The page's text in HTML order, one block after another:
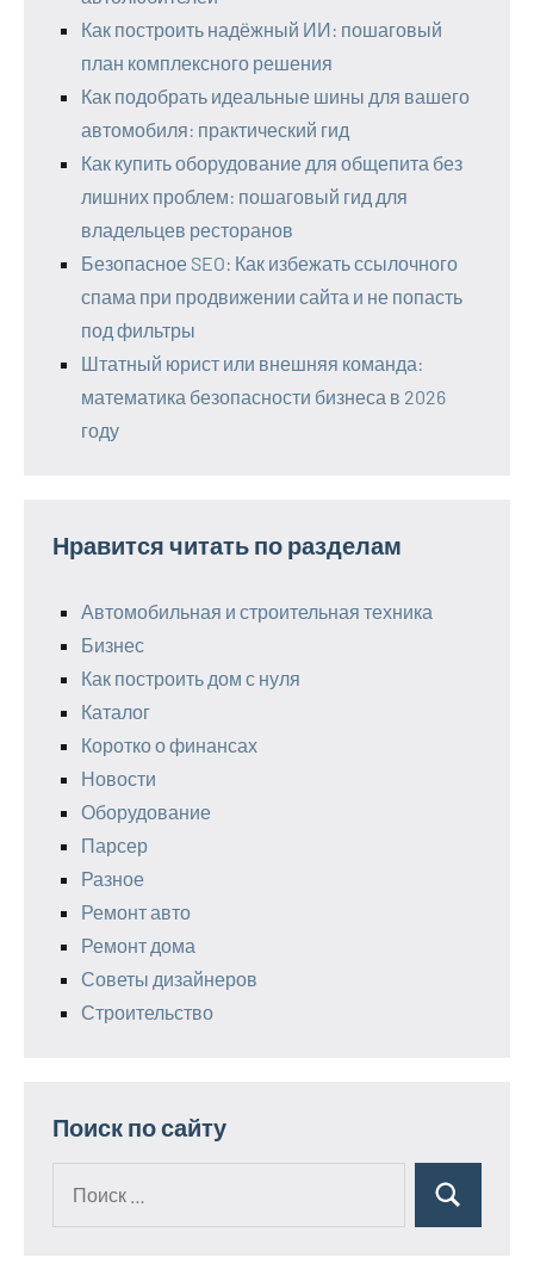
Как построить надёжный ИИ: пошаговый
план комплексного решения
Как подобрать идеальные шины для вашего
автомобиля: практический гид
Как купить оборудование для общепита без
лишних проблем: пошаговый гид для
владельцев ресторанов
Безопасное SEO: Как избежать ссылочного
спама при продвижении сайта и не попасть
под фильтры
Штатный юрист или внешняя команда:
математика безопасности бизнеса в 2026
году
Нравится читать по разделам
Автомобильная и строительная техника
Бизнес
Как построить дом с нуля
Каталог
Коротко о финансах
Новости
Оборудование
Парсер
Разное
Ремонт авто
Ремонт дома
Советы дизайнеров
Строительство
Поиск по сайту
Поиск